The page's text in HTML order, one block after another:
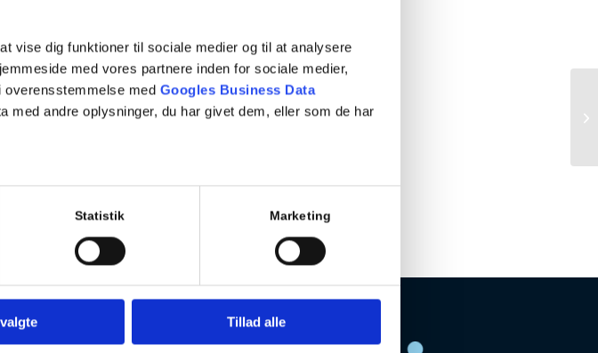
vise dig funktioner til sociale medier og til at analysere
med vores partnere inden for sociale medier,
overensstemmelse med Googles Business Data
med andre oplysninger, du har givet dem, eller som de har
Statistik Marketing
Tillad alle
faktura pr. mail.
mere her.
Åbningstider